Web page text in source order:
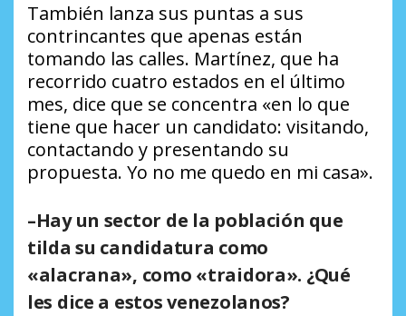
También lanza sus puntas a sus
contrincantes que apenas están
tomando las calles. Martínez, que ha
recorrido cuatro estados en el último
mes, dice que se concentra «en lo que
tiene que hacer un candidato: visitando,
contactando y presentando su
propuesta. Yo no me quedo en mi casa».
–Hay un sector de la población que
tilda su candidatura como
«alacrana», como «traidora». ¿Qué
les dice a estos venezolanos?